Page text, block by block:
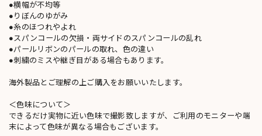
●横幅が不均等
●りぼんのゆがみ
●糸のほつれやよれ
●スパンコールの欠損・両サイドのスパンコールの乱れ
●パールリボンのパールの取れ、色の違い
●刺繍のミスや継ぎ目がある場合もあります。
海外製品とご理解の上ご購入をお願いいたします。
＜色味について＞
できるだけ実物に近い色味で撮影致しますが、ご利用のモニターや端
末によって色味が異なる場合もございます。